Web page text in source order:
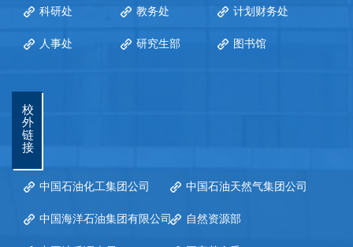
科研处 教务处 计划财务处
人事处 研究生部 图书馆
校
外
链
接
中国石油化工集团公司 中国石油天然气集团公司
中国海洋石油集团有限公司 自然资源部